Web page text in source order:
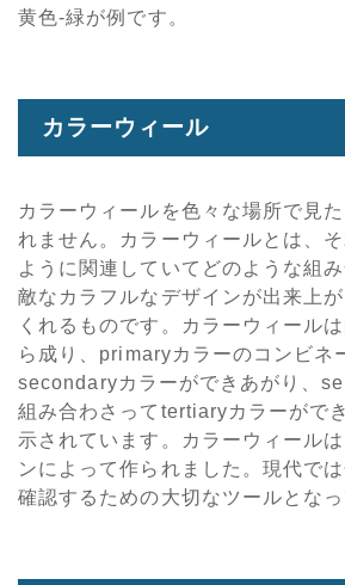
黄色-緑が例です。
カラーウィール
カラーウィールを色々な場所で見
れません。カラーウィールとは、
ように関連していてどのような組
敵なカラフルなデザインが出来上
くれるものです。カラーウィール
ら成り、primaryカラーのコンビネ
secondaryカラーができあがり、
組み合わさってtertiaryカラーがで
示されています。カラーウィール
ンによって作られました。現代で
確認するための大切なツールとなっ